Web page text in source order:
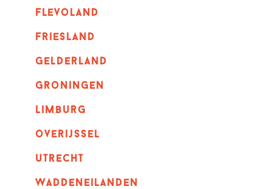
Flevoland
Friesland
Gelderland
Groningen
Limburg
overijssel
utrecht
Waddeneilanden